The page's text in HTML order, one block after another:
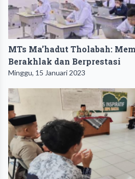
MTs Ma’hadut Tholabah:
Berakhlak dan Berprestasi
Minggu, 15 Januari 2023